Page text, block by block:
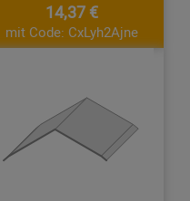
14,37 €
mit Code: CxLyh2Ajne